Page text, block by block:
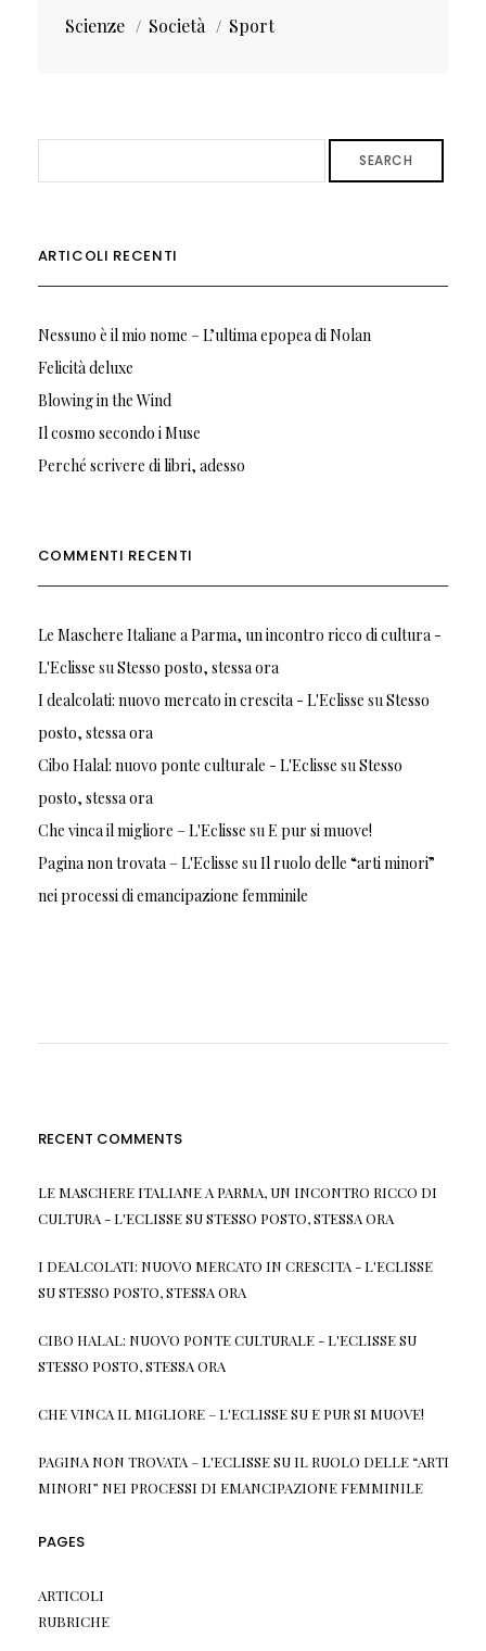
Scienze
Società Sport
SEARCH
ARTICOLI RECENTI
Nessuno è il mio nome – L’ultima epopea di Nolan
Felicità deluxe
Blowing in the Wind
Il cosmo secondo i Muse
Perché scrivere di libri, adesso
COMMENTI RECENTI
Le Maschere Italiane a Parma, un incontro ricco di cultura -
L'Eclisse suStesso posto, stessa ora
I dealcolati: nuovo mercato in crescita - L'Eclisse suStesso
posto, stessa ora
Cibo Halal: nuovo ponte culturale - L'Eclisse suStesso
posto, stessa ora
Che vinca il migliore – L'Eclisse suE pur si muove!
Pagina non trovata – L'Eclisse suIl ruolo delle “arti minori”
nei processi di emancipazione femminile
RECENT COMMENTS
LE MASCHERE ITALIANE A PARMA, UN INCONTRO RICCO DI
CULTURA - L'ECLISSESUSTESSO POSTO, STESSA ORA
I DEALCOLATI: NUOVO MERCATO IN CRESCITA - L'ECLISSE
SUSTESSO POSTO, STESSA ORA
CIBO HALAL: NUOVO PONTE CULTURALE - L'ECLISSESU
STESSO POSTO, STESSA ORA
CHE VINCA IL MIGLIORE – L'ECLISSESU E PUR SI MUOVE!
PAGINA NON TROVATA – L'ECLISSESU IL RUOLO DELLE “ARTI
MINORI” NEI PROCESSI DI EMANCIPAZIONE FEMMINILE
PAGES
ARTICOLI
RUBRICHE